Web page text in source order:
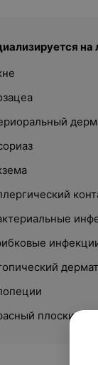
на
плоский